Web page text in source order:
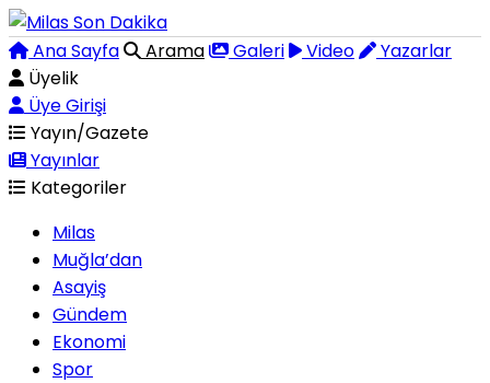
Ana Sayfa Arama Galeri Video
Yazarlar
Üyelik
Üye Girişi
Yayın/Gazete
Yayınlar
Kategoriler
Milas
Muğla’dan
Asayiş
Gündem
Ekonomi
Spor